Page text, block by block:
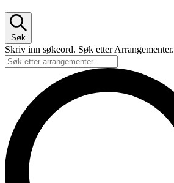
Søk
Skriv inn søkeord. Søk etter Arrangementer.